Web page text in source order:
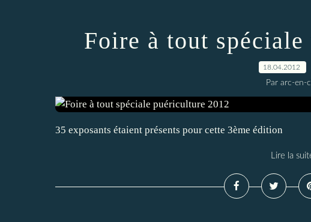
Foire à tout
18.04.2012
Par arc-en-
35 exposants étaient présents pour cette 3ème édition
Lire la